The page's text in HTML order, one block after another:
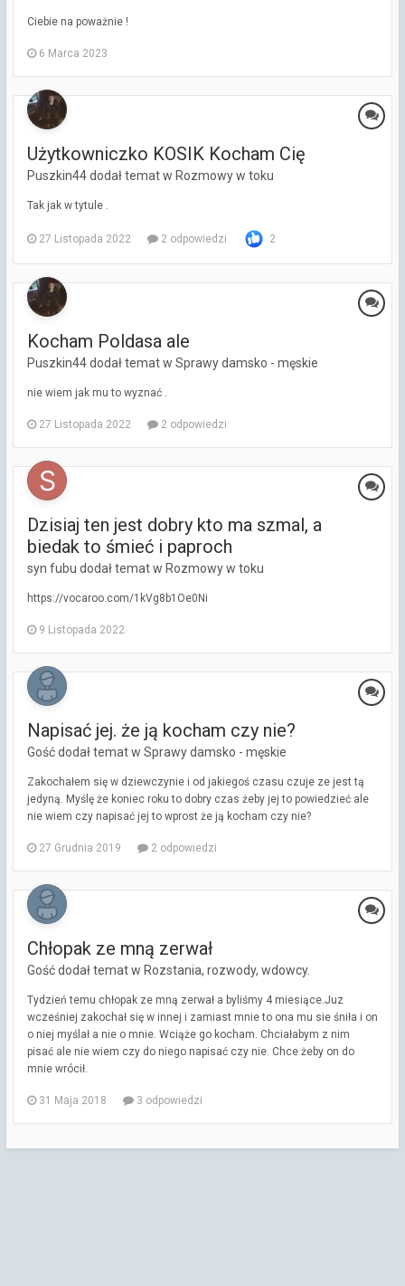
Ciebie na poważnie !
6 Marca 2023
Użytkowniczko KOSIK Kocham Cię
Puszkin44 dodał temat w Rozmowy w toku
Tak jak w tytule .
27 Listopada 2022 2 odpowiedzi 2
Kocham Poldasa ale
Puszkin44 dodał temat w Sprawy damsko - męskie
nie wiem jak mu to wyznać .
27 Listopada 2022 2 odpowiedzi
Dzisiaj ten jest dobry kto ma szmal, a
biedak to śmieć i paproch
syn fubu dodał temat w Rozmowy w toku
https://vocaroo.com/1kVg8b1Oe0Ni
9 Listopada 2022
Napisać jej. że ją kocham czy nie?
Gość dodał temat w Sprawy damsko - męskie
Zakochałem się w dziewczynie i od jakiegoś czasu czuje ze jest tą
jedyną. Myślę że koniec roku to dobry czas żeby jej to powiedzieć ale
nie wiem czy napisać jej to wprost że ją kocham czy nie?
27 Grudnia 2019 2 odpowiedzi
Chłopak ze mną zerwał
Gość dodał temat w Rozstania, rozwody, wdowcy.
Tydzień temu chłopak ze mną zerwał a byliśmy 4 miesiące.Juz
wcześniej zakochał się w innej i zamiast mnie to ona mu sie śniła i on
o niej myślał a nie o mnie. Wciąże go kocham. Chciałabym z nim
pisać ale nie wiem czy do niego napisać czy nie. Chce żeby on do
mnie wrócił.
31 Maja 2018 3 odpowiedzi